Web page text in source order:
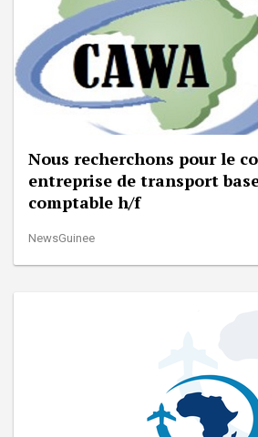
Nous recherchons pour le
entreprise de transport
comptable h/f
NewsGuinee